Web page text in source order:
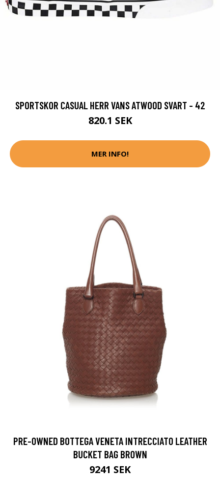
SPORTSKOR CASUAL HERR VANS ATWOOD SVART - 42
820.1 SEK
MER INFO!
PRE-OWNED BOTTEGA VENETA INTRECCIATO LEATHER
BUCKET BAG BROWN
9241 SEK